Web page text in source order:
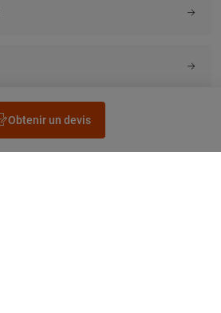
Obtenir un devis